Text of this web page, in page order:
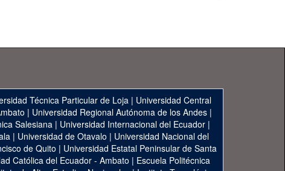
Técnica Particular de Loja | Universidad Central
| Universidad Regional Autónoma de los Andes|
Salesiana| Universidad Internacional del Ecuador|
| Universidad de Otavalo | Universidad Nacional del
de Quito | Universidad Estatal Peninsular de Santa
Católica del Ecuador - Ambato | Escuela Politécnica